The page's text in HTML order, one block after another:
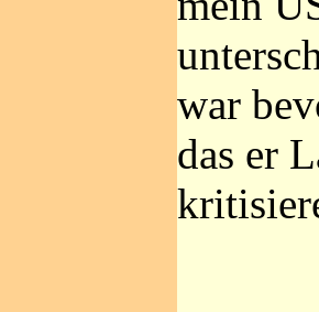
war
das er